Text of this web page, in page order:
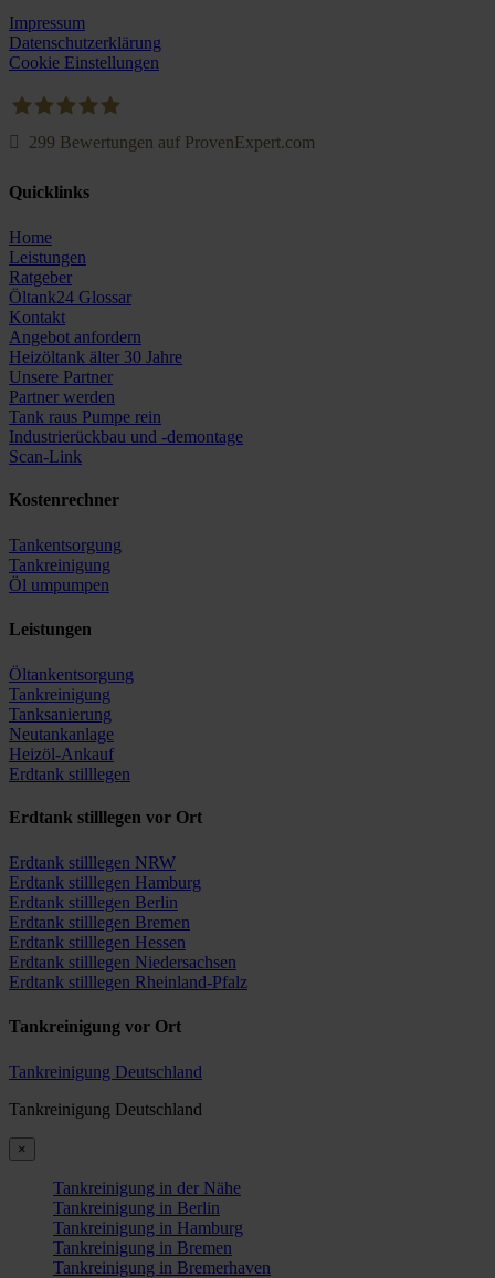
Impressum
Datenschutzerklärung
Cookie Einstellungen
299 Bewertungen auf ProvenExpert.com
Quicklinks
Home
Leistungen
Ratgeber
Öltank24 Glossar
Kontakt
Angebot anfordern
Heizöltank älter 30 Jahre
Unsere Partner
Partner werden
Tank raus Pumpe rein
Industrierückbau und -demontage
Scan-Link
Kostenrechner
Tankentsorgung
Tankreinigung
Öl umpumpen
Leistungen
Öltankentsorgung
Tankreinigung
Tanksanierung
Neutankanlage
Heizöl-Ankauf
Erdtank stilllegen
Erdtank stilllegen vor Ort
Erdtank stilllegen NRW
Erdtank stilllegen Hamburg
Erdtank stilllegen Berlin
Erdtank stilllegen Bremen
Erdtank stilllegen Hessen
Erdtank stilllegen Niedersachsen
Erdtank stilllegen Rheinland-Pfalz
Tankreinigung vor Ort
Tankreinigung Deutschland
Tankreinigung Deutschland
×
Tankreinigung in der Nähe
Tankreinigung in Berlin
Tankreinigung in Hamburg
Tankreinigung in Bremen
Tankreinigung in Bremerhaven